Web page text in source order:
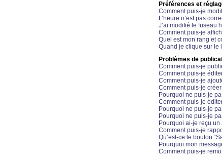
Préférences et
Comment puis-je
L’heure n’est pas
J’ai modifié le fuseau
Comment puis-je
Quel est mon rang et
Quand je clique sur le
Problèmes de
Comment puis-je
Comment puis-je
Comment puis-je
Comment puis-je
Pourquoi ne puis-je
Comment puis-je
Pourquoi ne puis-je
Pourquoi ne puis-je
Pourquoi ai-je reçu un
Comment puis-je
Qu’est-ce le bouton
Pourquoi mon
Comment puis-je